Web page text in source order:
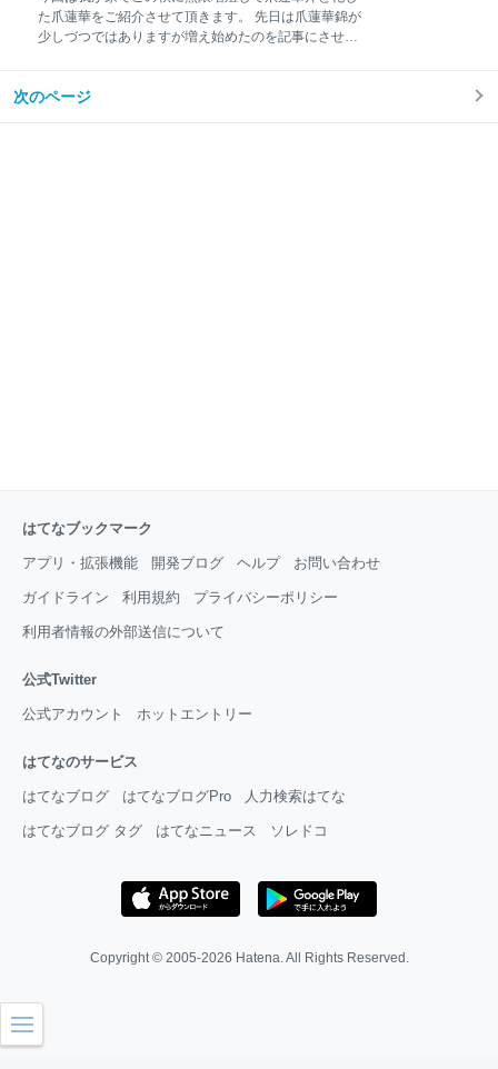
ケモケの気根が茎から大量に発生しております… 私が
知ってるのはこんなブリンブリンの葉っぱのやつなん
出来る管理はどんなかな？言いますと… 徒長しすぎの
た爪蓮華をご紹介させて頂きます。 先日は爪蓮華錦が
少しづつではありますが増え始めたのを記事にさせて
消息不明… アロエ不夜城とのコラボ 最後に 爪蓮華丼
次のページ
はてなブックマーク
アプリ・拡張機能 開発ブログ ヘルプ お問い合わせ
ガイドライン 利用規約 プライバシーポリシー
利用者情報の外部送信について
公式Twitter
公式アカウント ホットエントリー
はてなのサービス
はてなブログ はてなブログPro 人力検索はてな
はてなブログ タグ はてなニュース ソレドコ
Copyright © 2005-2026 Hatena. All Rights Reserved.